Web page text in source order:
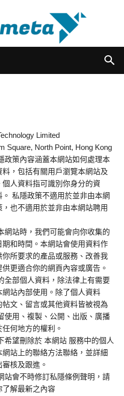
Limited
Square, North Point, Hong Kong
政策內容涵蓋本網站如何處理本
，包括有關用戶瀏覽本網站及
人資料指可識別你身分的資
私隱政策不適用於並非由本網
也不適用於並非由本網站聘用
網站時，我們可能會向你收集的
和時間。本網站會使用資料作
所要求的產品或服務、改善我
更適合你的網頁內容或廣告。
全部個人資料，除法律上有需要
站內部使用。除了個人資料
文、留言或其他資料皆被視為
使用、複製、公開、出版、廣播
何地方的權利。
希望刪除於 本網站 服務中的個人
站上的聯絡方法聯絡，並詳細
核及跟進。
站會不時修訂私隱條例聲明，請
了解最新之內容